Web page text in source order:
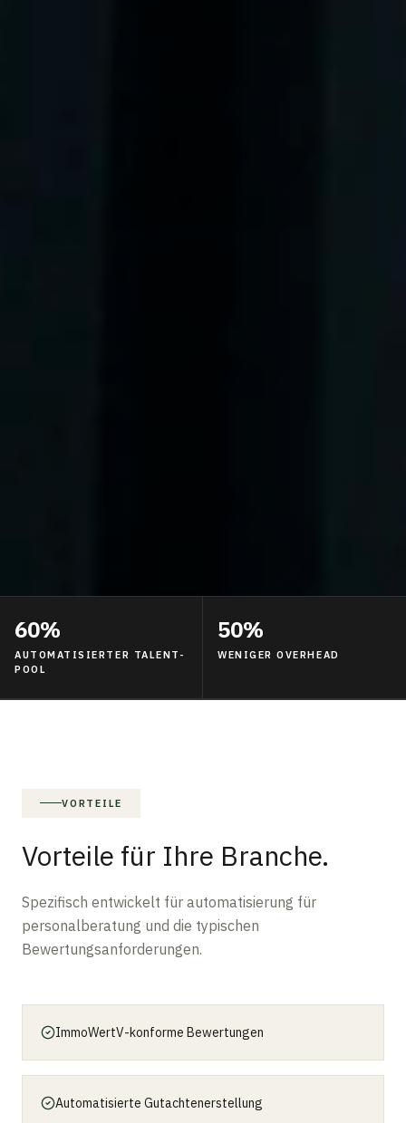
60%
AUTOMATISIERTER TALENT-
POOL
50%
WENIGER OVERHEAD
VORTEILE
Vorteile für Ihre Branche.
Spezifisch entwickelt für automatisierung für
personalberatung und die typischen
Bewertungsanforderungen.
ImmoWertV-konforme Bewertungen
Automatisierte Gutachtenerstellung